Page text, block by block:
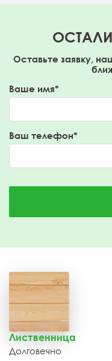
Оставьте заявку,
Ваше имя*
Ваш телефон*
Лиственница
Долговечно